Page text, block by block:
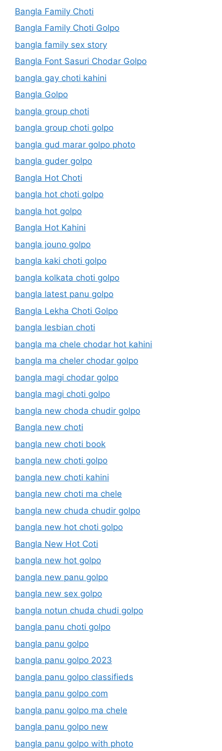
Bangla Family Choti
Bangla Family Choti Golpo
bangla family sex story
Bangla Font Sasuri Chodar Golpo
bangla gay choti kahini
Bangla Golpo
bangla group choti
bangla group choti golpo
bangla gud marar golpo photo
bangla guder golpo
Bangla Hot Choti
bangla hot choti golpo
bangla hot golpo
Bangla Hot Kahini
bangla jouno golpo
bangla kaki choti golpo
bangla kolkata choti golpo
bangla latest panu golpo
Bangla Lekha Choti Golpo
bangla lesbian choti
bangla ma chele chodar hot kahini
bangla ma cheler chodar golpo
bangla magi chodar golpo
bangla magi choti golpo
bangla new choda chudir golpo
Bangla new choti
bangla new choti book
bangla new choti golpo
bangla new choti kahini
bangla new choti ma chele
bangla new chuda chudir golpo
bangla new hot choti golpo
Bangla New Hot Coti
bangla new hot golpo
bangla new panu golpo
bangla new sex golpo
bangla notun chuda chudi golpo
bangla panu choti golpo
bangla panu golpo
bangla panu golpo 2023
bangla panu golpo classifieds
bangla panu golpo com
bangla panu golpo ma chele
bangla panu golpo new
bangla panu golpo with photo